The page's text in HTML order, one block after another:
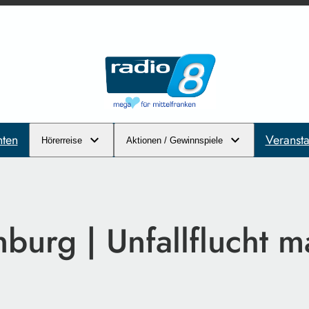
Hörerreise Aktionen / Gewinnspiele
| Unfallflucht